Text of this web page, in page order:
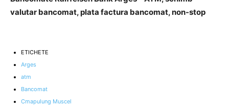
valutar bancomat, plata factura bancomat, non-stop
ETICHETE
Arges
atm
Bancomat
Cmapulung Muscel